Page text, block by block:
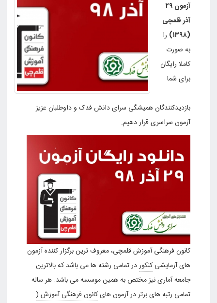
آزمون ۲۹
آذر قلمچی
(۱۳۹۸)
را
به صورت
کاملا رایگان
برای شما
بازدیدکنندگان همیشگی سرای دانش فدک و داوطلبان عزیز
آزمون سراسری قرار دهیم.
کانون فرهنگی آموزش قلمچی، معروف ترین برگزار کننده آزمون
های آزمایشی کنکوردر تمامی رشته ها می باشد که بالاترین
جامعه آماری نیز مختص به همین موسسه می باشد. هر ساله
تمامی رتبه های برتر در آزمون هایکانون فرهنگی آموزش (